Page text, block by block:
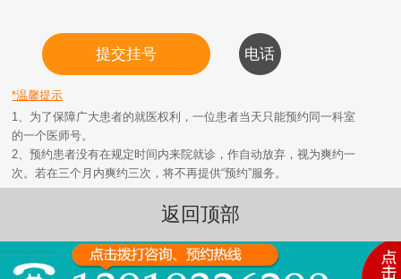
*温馨提示
1、为了保障广大患者的就医权利，一位患者当天只能预约同一科室
的一个医师号。
2、预约患者没有在规定时间内来院就诊，作自动放弃，视为爽约一
次。若在三个月内爽约三次，将不再提供“预约”服务。
返回顶部